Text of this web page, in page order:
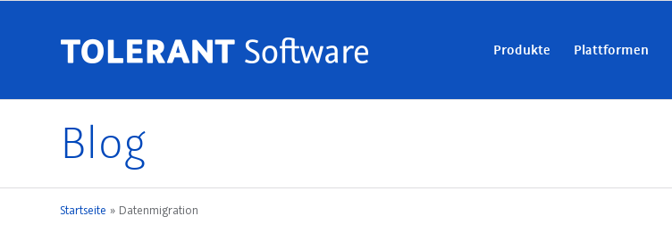
Produkte Plattformen
Blog
Startseite » Datenmigration